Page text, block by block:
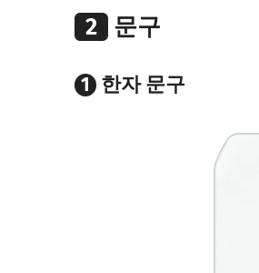
2 문구
1 한자 문구